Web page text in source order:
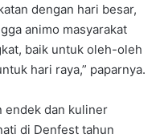
dengan hari besar,
animo masyarakat
baik untuk oleh-oleh
hari raya,” paparnya.
endek dan kuliner
di Denfest tahun